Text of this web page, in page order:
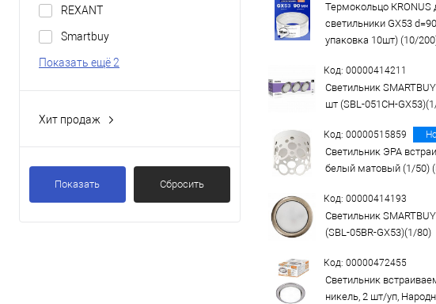
REXANT
Smartbuy
Показать ещё 2
Хит продаж
Показать Сбросить
Термокольцо КRONUS
светильники GX53
упаковка 10шт) (10/
Код: 00000414211
Светильник
шт (SBL-051CH-
Код: 00000515859
Светильник ЭРА
белый матовый (1/50)
Код: 00000414193
Светильник
(SBL-05BR-GX53)(1/80)
Код: 00000472455
Светильник
никель, 2 шт/уп,